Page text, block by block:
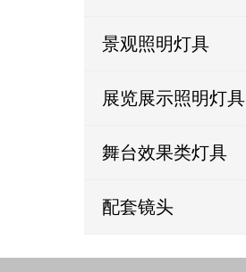
景观照明灯具
展览展示照明灯具
舞台效果类灯具
配套镜头